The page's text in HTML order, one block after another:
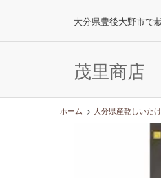
大分県豊後大野市で
茂里商店
ホーム > 大分県産乾しいたけ